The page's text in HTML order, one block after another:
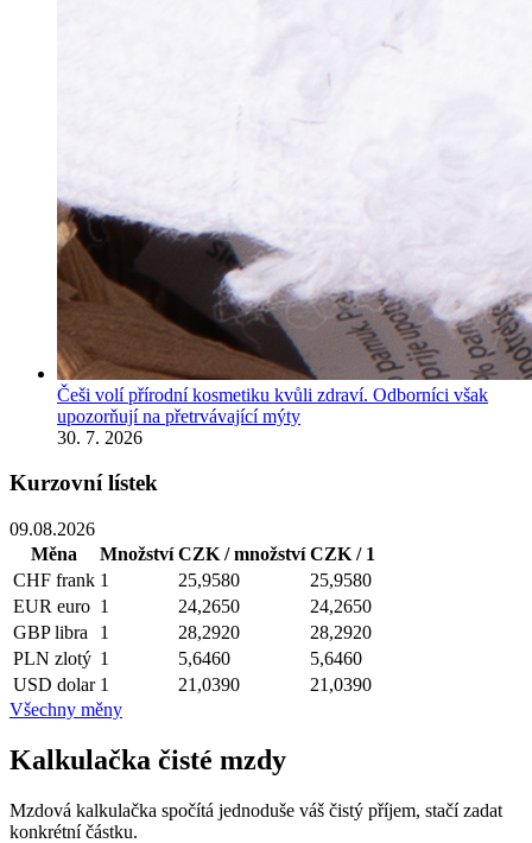
Češi volí přírodní kosmetiku kvůli zdraví. Odborníci však
upozorňují na přetrvávající mýty
30. 7. 2026
Kurzovní lístek
09.08.2026
Měna
Množství CZK / množství CZK / 1
CHF frank 1 25,9580
25,9580
EUR euro 1 24,2650
24,2650
GBP libra 1 28,2920
28,2920
PLN zlotý 1 5,6460
5,6460
USD dolar 1 21,0390
21,0390
Všechny měny
Kalkulačka čisté mzdy
Mzdová kalkulačka spočítá jednoduše váš čistý příjem, stačí zadat
konkrétní částku.